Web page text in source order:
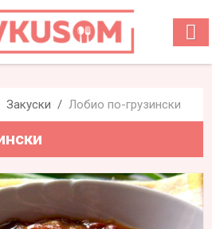
Закуски Лобио по-грузински